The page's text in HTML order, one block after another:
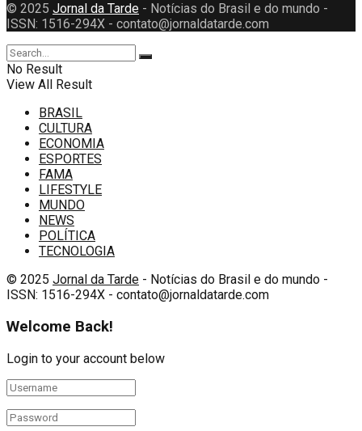
© 2025 Jornal da Tarde - Notícias do Brasil e do mundo -
ISSN: 1516-294X - contato@jornaldatarde.com
No Result
View All Result
BRASIL
CULTURA
ECONOMIA
ESPORTES
FAMA
LIFESTYLE
MUNDO
NEWS
POLÍTICA
TECNOLOGIA
© 2025 Jornal da Tarde - Notícias do Brasil e do mundo -
ISSN: 1516-294X - contato@jornaldatarde.com
Welcome Back!
Login to your account below